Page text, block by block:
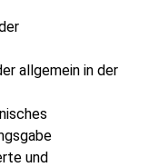
allgemein in der
und